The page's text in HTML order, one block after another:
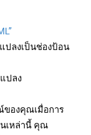
ปลงเป็นช่องป้อน
ปลง
ของคุณเมื่อการ
เหล่านี้ คุณ